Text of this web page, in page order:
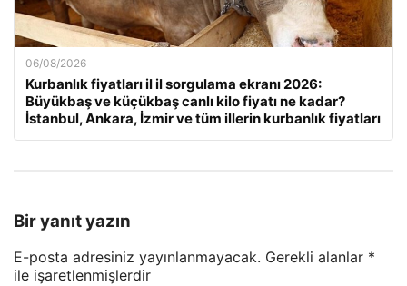
06/08/2026
Kurbanlık fiyatları il il sorgulama ekranı 2026:
Büyükbaş ve küçükbaş canlı kilo fiyatı ne kadar?
İstanbul, Ankara, İzmir ve tüm illerin kurbanlık fiyatları
Bir yanıt yazın
E-posta adresiniz yayınlanmayacak. Gerekli alanlar *
ile işaretlenmişlerdir